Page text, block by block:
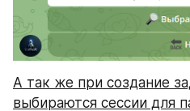
А так же при создание